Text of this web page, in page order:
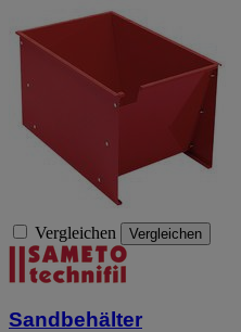
Vergleichen Vergleichen
Sandbehälter